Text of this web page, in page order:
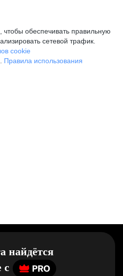
обеспечивать правильную
сетевой трафик.
cookie
Правила использования
найдётся
c